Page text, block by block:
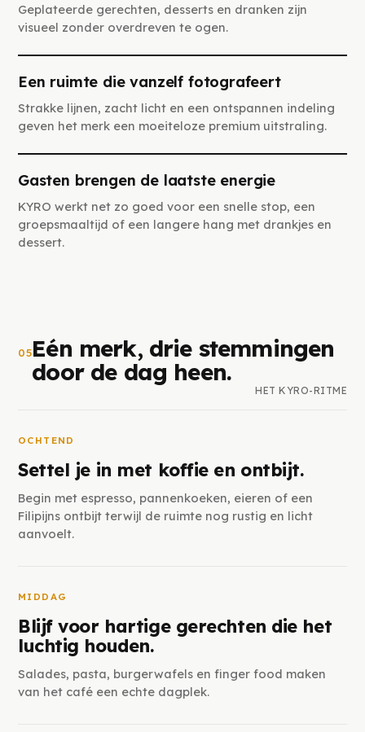
Geplateerde gerechten, desserts en dranken zijn
visueel zonder overdreven te ogen.
Een ruimte die vanzelf fotografeert
Strakke lijnen, zacht licht en een ontspannen indeling
geven het merk een moeiteloze premium uitstraling.
Gasten brengen de laatste energie
KYRO werkt net zo goed voor een snelle stop, een
groepsmaaltijd of een langere hang met drankjes en
dessert.
05Eén merk, drie stemmingen
door de dag heen.
HET KYRO-RITME
OCHTEND
Settel je in met koffie en ontbijt.
Begin met espresso, pannenkoeken, eieren of een
Filipijns ontbijt terwijl de ruimte nog rustig en licht
aanvoelt.
MIDDAG
Blijf voor hartige gerechten die het
luchtig houden.
Salades, pasta, burgerwafels en finger food maken
van het café een echte dagplek.